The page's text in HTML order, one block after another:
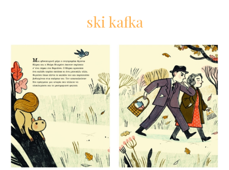
ski kafka